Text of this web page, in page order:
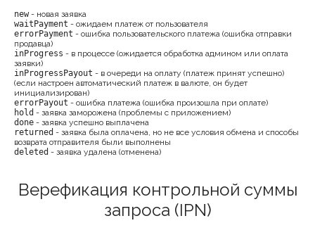
new- новая заявка
waitPayment - ожидаем платеж от пользователя
errorPayment - ошибка пользовательского платежа (ошибка отправки
продавца)
inProgress - в процессе (ожидается обработка админом или оплата
заявки)
inProgressPayout - в очереди на оплату (платеж принят успешно)
(если настроен автоматический платеж в валюте, он будет
инициализирован)
errorPayout - ошибка платежа (ошибка произошла при оплате)
hold - заявка заморожена (проблемы с приложением)
done - заявка успешно выплачена
returned - заявка была оплачена, но не все условия обмена и способы
возврата отправителя были выполнены
deleted - заявка удалена (отменена)
Верефикация контрольной суммы
запроса (IPN)